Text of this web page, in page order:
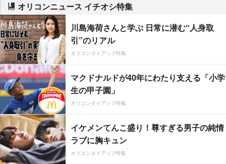
オリコンニュース イチオシ特集
川島海荷さんと学ぶ 日常に潜む“人身取
引”のリアル
オリコンタイアップ特集
マクドナルドが40年にわたり支える「小学
生の甲子園」
オリコンタイアップ特集
イケメンてんこ盛り！尊すぎる男子の純情
ラブに胸キュン
オリコンタイアップ特集